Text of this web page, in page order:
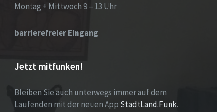
Montag + Mittwoch 9 – 13 Uhr
barrierefreier Eingang
Jetzt mitfunken!
Bleiben Sie auch unterwegs immer auf dem
Laufenden mit der neuen App StadtLand.Funk.